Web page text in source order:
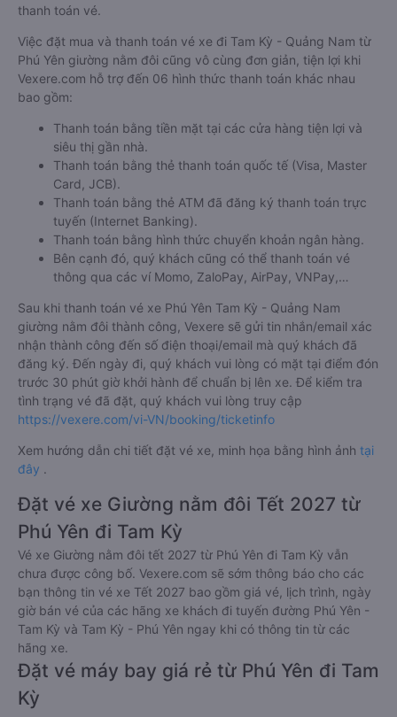
thanh toán vé.
Việc đặt mua và thanh toán vé xe đi Tam Kỳ - Quảng Nam từ
Phú Yên giường nằm đôi cũng vô cùng đơn giản, tiện lợi khi
Vexere.com hỗ trợ đến 06 hình thức thanh toán khác nhau
bao gồm:
Thanh toán bằng tiền mặt tại các cửa hàng tiện lợi và
siêu thị gần nhà.
Thanh toán bằng thẻ thanh toán quốc tế (Visa, Master
Card, JCB).
Thanh toán bằng thẻ ATM đã đăng ký thanh toán trực
tuyến (Internet Banking).
Thanh toán bằng hình thức chuyển khoản ngân hàng.
Bên cạnh đó, quý khách cũng có thể thanh toán vé
thông qua các ví Momo, ZaloPay, AirPay, VNPay,…
Sau khi thanh toán vé xe Phú Yên Tam Kỳ - Quảng Nam
giường nằm đôi thành công, Vexere sẽ gửi tin nhắn/email xác
nhận thành công đến số điện thoại/email mà quý khách đã
đăng ký. Đến ngày đi, quý khách vui lòng có mặt tại điểm đón
trước 30 phút giờ khởi hành để chuẩn bị lên xe. Để kiểm tra
tình trạng vé đã đặt, quý khách vui lòng truy cập
https://vexere.com/vi-VN/booking/ticketinfo
Xem hướng dẫn chi tiết đặt vé xe, minh họa bằng hình ảnh tại
đây .
Đặt vé xe Giường nằm đôi Tết 2027 từ
Phú Yên đi Tam Kỳ
Vé xe Giường nằm đôi tết 2027 từ Phú Yên đi Tam Kỳ vẫn
chưa được công bố. Vexere.com sẽ sớm thông báo cho các
bạn thông tin vé xe Tết 2027 bao gồm giá vé, lịch trình, ngày
giờ bán vé của các hãng xe khách đi tuyến đường Phú Yên -
Tam Kỳ và Tam Kỳ - Phú Yên ngay khi có thông tin từ các
hãng xe.
Đặt vé máy bay giá rẻ từ Phú Yên đi Tam
Kỳ